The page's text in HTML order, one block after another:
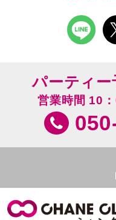
パーティ
営業時間 10